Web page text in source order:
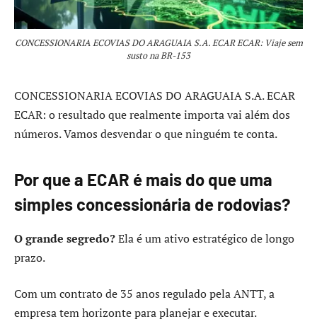
CONCESSIONARIA ECOVIAS DO ARAGUAIA S.A. ECAR ECAR: Viaje sem
susto na BR-153
CONCESSIONARIA ECOVIAS DO ARAGUAIA S.A. ECAR
ECAR: o resultado que realmente importa vai além dos
números. Vamos desvendar o que ninguém te conta.
Por que a ECAR é mais do que uma
simples concessionária de rodovias?
O grande segredo?Ela é um ativo estratégico de longo
prazo.
Com um contrato de 35 anos regulado pela ANTT, a
empresa tem horizonte para planejar e executar.